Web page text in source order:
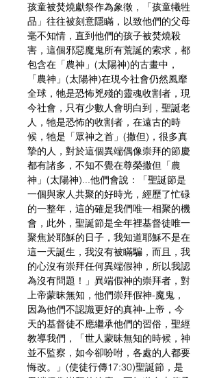
孩童被焚燒獻祭作為象徵，「孩童犧牲
品」往往被刻意隱瞞，以致他們的父母
毫不知情，直到他們的孩子被焚燒殺
害，這個邪惡魔鬼所有荒誕的索求，都
包含在「農神」(太陽神)的古畫中，
「農神」(太陽神)在現今社會仍然風靡
全球，牠是恐怖兇殘的靈魂收割者，現
今社會，只有少數人會明白到，聖誕老
人，牠是恐怖的收割者，在遠古的時
候，牠是「眾神之首」(撒但)，很多真
摯的人，對於這個異端偶像崇拜的節慶
都有諸多，不知不覺在尊榮撒但「農
神」(太陽神)...他們會說：「聖誕節是
一個與家人共聚的好時光，經歷了忙碌
的一整年，這的確是我們唯一相聚的機
會，此外，聖誕節是全年裡基督徒唯一
聚焦於耶穌的日子，我知道耶穌不是在
這一天誕生，我沒有被瞞騙，而且，我
的心沒有崇拜任何異端假神，所以我認
為沒有問題！」異端假神的崇拜者，對
上帝蒙昧無知，他們崇拜假神-魔鬼，
因為他們不認識更好的真神-上帝，今
天的基督徒不應繼承他們的習俗，聖經
教導我們，「世人蒙昧無知的時候，神
並不監察，如今卻吩咐，各處的人都要
悔改。」(使徒行傳17:30)聖誕節，是